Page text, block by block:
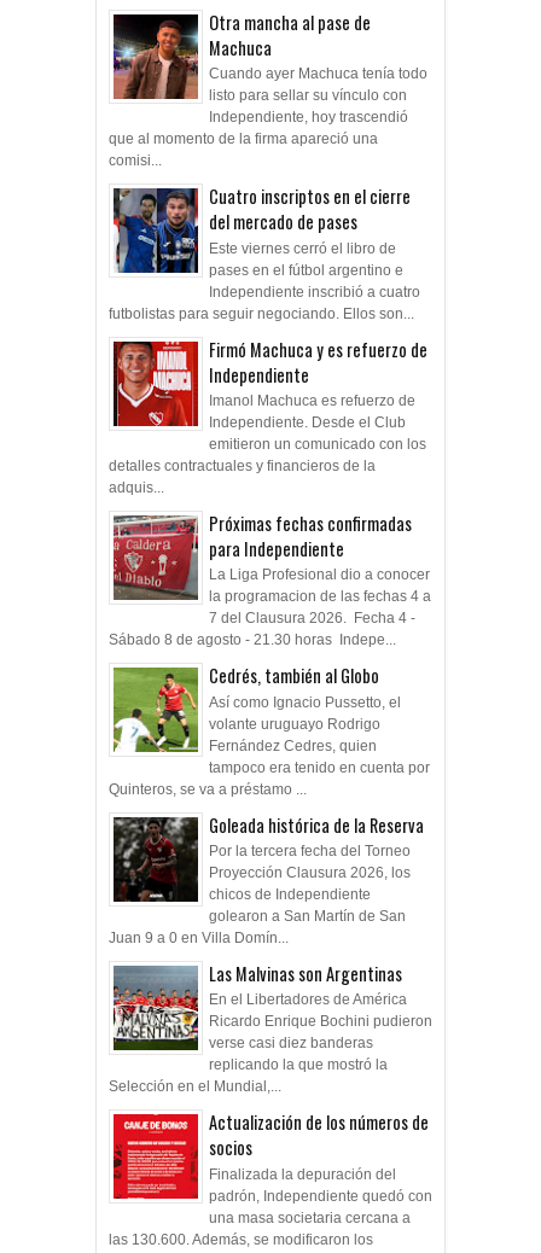
Otra mancha al pase de
Machuca
Cuando ayer Machuca tenía todo
listo para sellar su vínculo con
Independiente, hoy trascendió
que al momento de la firma apareció una
comisi...
Cuatro inscriptos en el cierre
del mercado de pases
Este viernes cerró el libro de
pases en el fútbol argentino e
Independiente inscribió a cuatro
futbolistas para seguir negociando. Ellos son...
Firmó Machuca y es refuerzo de
Independiente
Imanol Machuca es refuerzo de
Independiente. Desde el Club
emitieron un comunicado con los
detalles contractuales y financieros de la
adquis...
Próximas fechas confirmadas
para Independiente
La Liga Profesional dio a conocer
la programacion de las fechas 4 a
7 del Clausura 2026. Fecha 4 -
Sábado 8 de agosto - 21.30 horas Indepe...
Cedrés, también al Globo
Así como Ignacio Pussetto, el
volante uruguayo Rodrigo
Fernández Cedres, quien
tampoco era tenido en cuenta por
Quinteros, se va a préstamo ...
Goleada histórica de la Reserva
Por la tercera fecha del Torneo
Proyección Clausura 2026, los
chicos de Independiente
golearon a San Martín de San
Juan 9 a 0 en Villa Domín...
Las Malvinas son Argentinas
En el Libertadores de América
Ricardo Enrique Bochini pudieron
verse casi diez banderas
replicando la que mostró la
Selección en el Mundial,...
Actualización de los números de
socios
Finalizada la depuración del
padrón, Independiente quedó con
una masa societaria cercana a
las 130.600. Además, se modificaron los